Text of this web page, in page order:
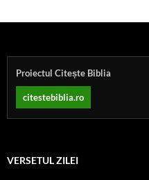
Proiectul Citește Biblia
citestebiblia.ro
VERSETUL ZILEI